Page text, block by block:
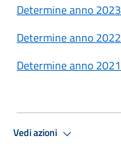
Determine anno 2023
Determine anno 2022
Determine anno 2021
Vedi azioni